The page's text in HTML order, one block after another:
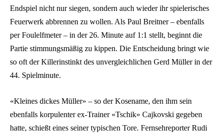
Endspiel nicht nur siegen, sondern auch wieder ihr spielerisches
Feuerwerk abbrennen zu wollen. Als Paul Breitner – ebenfalls
per Foulelfmeter – in der 26. Minute auf 1:1 stellt, beginnt die
Partie stimmungsmäßig zu kippen. Die Entscheidung bringt wie
so oft der Killerinstinkt des unvergleichlichen Gerd Müller in der
44. Spielminute.
«Kleines dickes Müller» – so der Kosename, den ihm sein
ebenfalls korpulenter ex-Trainer «Tschik» Cajkovski gegeben
hatte, schießt eines seiner typischen Tore. Fernsehreporter Rudi